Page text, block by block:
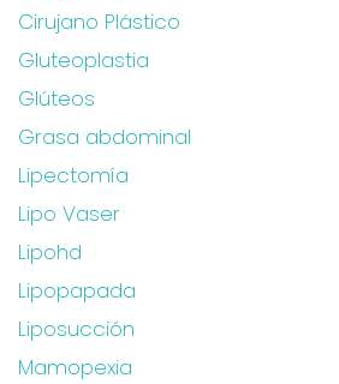
Cirujano Plástico
Gluteoplastia
Glúteos
Grasa abdominal
Lipectomía
Lipo Vaser
Lipohd
Lipopapada
Liposucción
Mamopexia